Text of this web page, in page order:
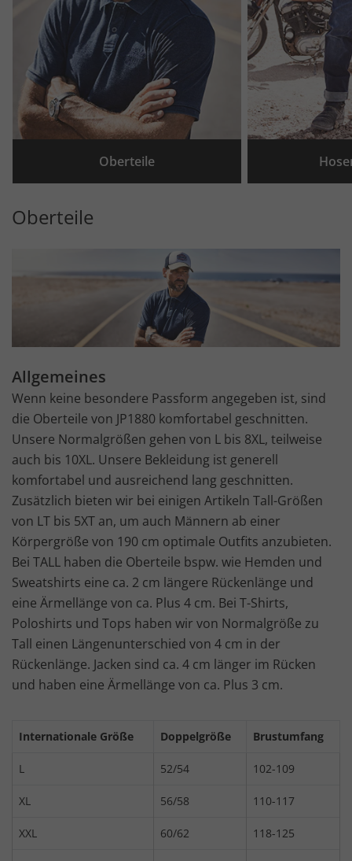
Oberteile
Oberteile
Allgemeines
Wenn keine besondere Passform angegeben ist, sind
die Oberteile von JP1880 komfortabel geschnitten.
Unsere Normalgrößen gehen von L bis 8XL, teilweise
auch bis 10XL. Unsere Bekleidung ist generell
komfortabel und ausreichend lang geschnitten.
Zusätzlich bieten wir bei einigen Artikeln Tall-Größen
von LT bis 5XT an, um auch Männern ab einer
Körpergröße von 190 cm optimale Outfits anzubieten.
Bei TALL haben die Oberteile bspw. wie Hemden und
Sweatshirts eine ca. 2 cm längere Rückenlänge und
eine Ärmellänge von ca. Plus 4 cm. Bei T-Shirts,
Poloshirts und Tops haben wir von Normalgröße zu
Tall einen Längenunterschied von 4 cm in der
Rückenlänge. Jacken sind ca. 4 cm länger im Rücken
und haben eine Ärmellänge von ca. Plus 3 cm.
Internationale Größe Doppelgröße Brustumfang
L 52/54 102-109
XL 56/58 110-117
XXL 60/62 118-125